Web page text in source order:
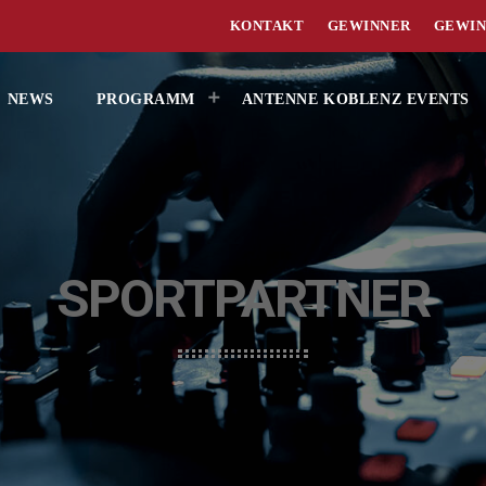
KONTAKT GEWINNER
NEWS PROGRAMM ANTENNE KOBLENZ EVENTS
SPORTPARTNER